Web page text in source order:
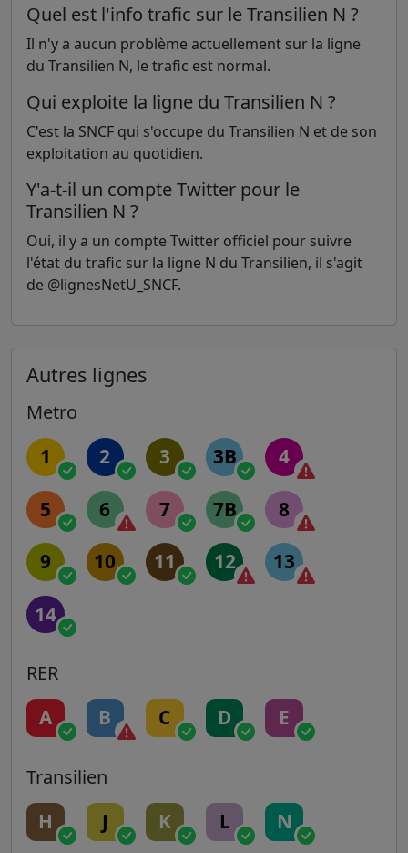
Quel est l'info trafic sur le Transilien N ?
Il n'y a aucun problème actuellement sur la ligne
du Transilien N, le trafic est normal.
Qui exploite la ligne du Transilien N ?
C'est la SNCF qui s'occupe du Transilien N et de son
exploitation au quotidien.
Y'a-t-il un compte Twitter pour le
Transilien N ?
Oui, il y a un compte Twitter officiel pour suivre
l'état du trafic sur la ligne N du Transilien, il s'agit
de @lignesNetU_SNCF.
Autres lignes
Metro
1 2 3 3B 4
5 6 7 7B 8
9 10 11 12 13
14
RER
A B C D E
Transilien
H J K L N